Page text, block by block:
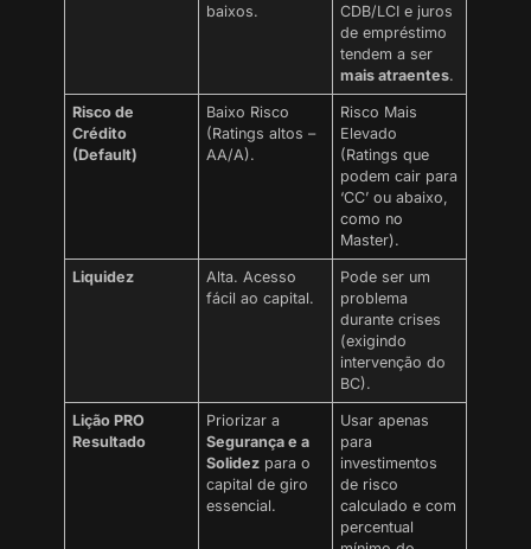
baixos.
CDB/LCI e juros
de empréstimo
tendem a ser
mais atraentes.
Risco de
Crédito
(Default)
Baixo Risco
(Ratings altos –
AA/A).
Risco Mais
Elevado
(Ratings que
podem cair para
‘CC’ ou abaixo,
como no
Master).
Liquidez
Alta. Acesso
fácil ao capital.
Pode ser um
problema
durante crises
(exigindo
intervenção do
BC).
Lição PRO
Resultado
Priorizar a
Segurança e a
Solidez para o
capital de giro
essencial.
Usar apenas
para
investimentos
de risco
calculado e com
percentual